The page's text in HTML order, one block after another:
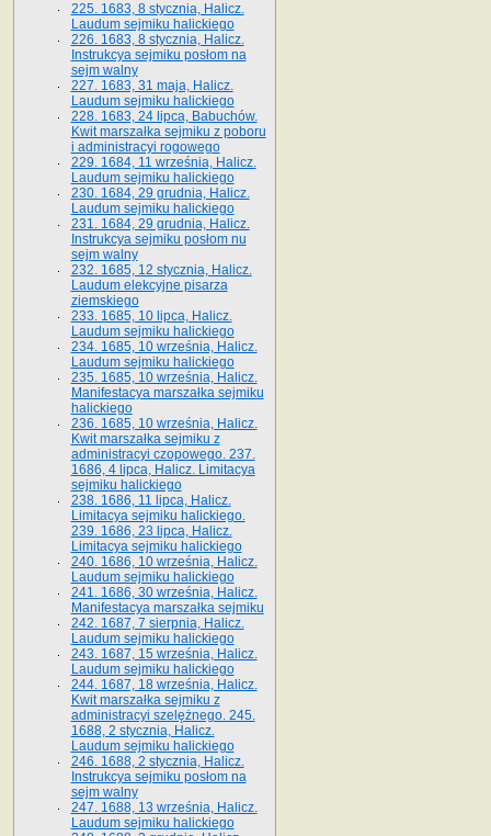
225. 1683, 8 stycznia, Halicz.
Laudum sejmiku halickiego
226. 1683, 8 stycznia, Halicz.
Instrukcya sejmiku posłom na
sejm walny
227. 1683, 31 maja, Halicz.
Laudum sejmiku halickiego
228. 1683, 24 lipca, Babuchów.
Kwit marszałka sejmiku z poboru
i administracyi rogowego
229. 1684, 11 września, Halicz.
Laudum sejmiku halickiego
230. 1684, 29 grudnia, Halicz.
Laudum sejmiku halickiego
231. 1684, 29 grudnia, Halicz.
Instrukcya sejmiku posłom nu
sejm walny
232. 1685, 12 stycznia, Halicz.
Laudum elekcyjne pisarza
ziemskiego
233. 1685, 10 lipca, Halicz.
Laudum sejmiku halickiego
234. 1685, 10 września, Halicz.
Laudum sejmiku halickiego
235. 1685, 10 września, Halicz.
Manifestacya marszałka sejmiku
halickiego
236. 1685, 10 września, Halicz.
Kwit marszałka sejmiku z
administracyi czopowego. 237.
1686, 4 lipca, Halicz. Limitacya
sejmiku halickiego
238. 1686, 11 lipca, Halicz.
Limitacya sejmiku halickiego.
239. 1686, 23 lipca, Halicz.
Limitacya sejmiku halickiego
240. 1686, 10 września, Halicz.
Laudum sejmiku halickiego
241. 1686, 30 września, Halicz.
Manifestacya marszałka sejmiku
242. 1687, 7 sierpnia, Halicz.
Laudum sejmiku halickiego
243. 1687, 15 września, Halicz.
Laudum sejmiku halickiego
244. 1687, 18 września, Halicz.
Kwit marszałka sejmiku z
administracyi szelężnego. 245.
1688, 2 stycznia, Halicz.
Laudum sejmiku halickiego
246. 1688, 2 stycznia, Halicz.
Instrukcya sejmiku posłom na
sejm walny
247. 1688, 13 września, Halicz.
Laudum sejmiku halickiego